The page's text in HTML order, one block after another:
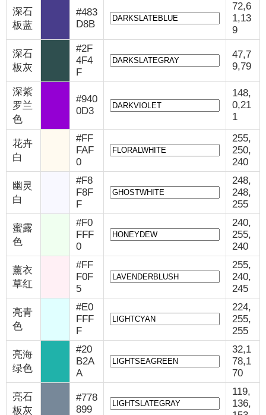
深石
板蓝
#483
D8B
72,6
1,13
9
深石
板灰
#2F
4F4
F
47,7
9,79
深紫
罗兰
色
#940
0D3
148,
0,21
1
花卉
白
#FF
FAF
0
255,
250,
240
幽灵
白
#F8
F8F
F
248,
248,
255
蜜露
色
#F0
FFF
0
240,
255,
240
薰衣
草红
#FF
F0F
5
255,
240,
245
亮青
色
#E0
FFF
F
224,
255,
255
亮海
绿色
#20
B2A
A
32,1
78,1
70
亮石
板灰
#778
899
119,
136,